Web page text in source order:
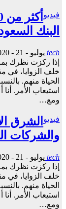
فيديو
البنك
tech يوليو - 21 - 2020
إذا ركزت نظرك
خلف الزوايا،
الحياة منهم.
استيعاب الأمر.
ومع…
فيديوالشرق
والشركات
tech يوليو - 21 - 2020
إذا ركزت نظرك
خلف الزوايا،
الحياة منهم.
استيعاب الأمر.
ومع…